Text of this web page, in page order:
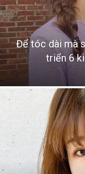
Để tóc dài mà
triển 6